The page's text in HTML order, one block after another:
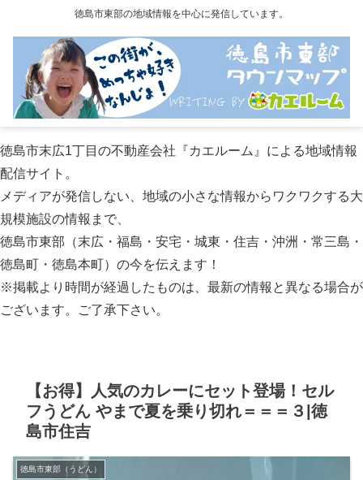
徳島市東部の地域情報を中心に発信しています。
徳島市末広1丁目の不動産会社『カエルーム』による地域情報
配信サイト。
メディアが発信しない、地域の小さな情報からワクワクする大
規模施設の情報まで、
徳島市東部（末広・福島・安宅・城東・住吉・沖洲・常三島・
徳島町・徳島本町）の今を伝えます！
※掲載より時間が経過したものは、最新の情報と異なる場合が
ございます。ご了承下さい。
【お得】人気のカレーにセット登場！セル
フうどん やまで夏を乗り切れ＝＝＝３|徳
島市住吉
徳島市東部（うどん）